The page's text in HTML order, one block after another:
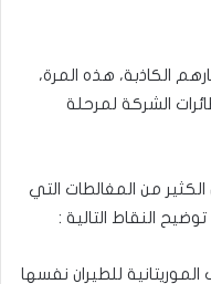
الكاذبة، هذه المرة،
الشركة لمرحلة
من المغالطات التي
النقاط التالية :
للطيران نفسها